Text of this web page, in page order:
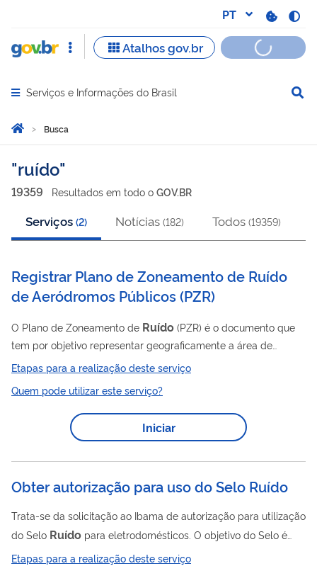
Abrir menu principal de navegação
Serviços e Informações do Brasil
Você está aqui:
Página Inicial
Busca
Busca
ruído
19359 Resultados em todo o GOV.BR
Serviços (2) Notícias (182) Todos (19359)
Registrar Plano de Zoneamento de Ruído
de Aeródromos Públicos(PZR)
O Plano de Zoneamento de Ruído (PZR) é o documento que
tem por objetivo representar geograficamente a área de
impacto do ruídoaeronáutico decorrente das operações nos
atividades situadas nessas áreas, ser o instrumento que
possibilita preservar o desenvolvimento dos aeródromos em
harmonia com as comunidades localizadas em seu entorno.
Federal) observar as restrições e indicações de usos...
Etapas para a realização deste serviço
Quem pode utilizar este serviço?
Iniciar
Obter autorização para uso do Selo Ruído
Trata-se da solicitação ao Ibama de autorização para utilização
do Selo Ruído para eletrodomésticos. O objetivo do Selo é
fornecer ao consumidor informações claras sobre o nível de
Etapas para a realização deste serviço